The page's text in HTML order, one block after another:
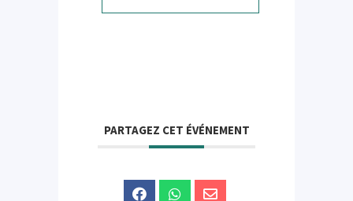
PARTAGEZ CET ÉVÉNEMENT